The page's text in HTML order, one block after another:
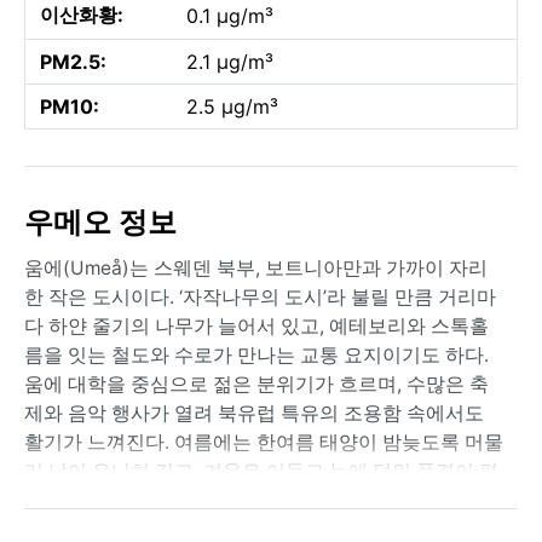
이산화황:
0.1 µg/m³
PM2.5:
2.1 µg/m³
PM10:
2.5 µg/m³
우메오 정보
움에(Umeå)는 스웨덴 북부, 보트니아만과 가까이 자리
한 작은 도시이다. ‘자작나무의 도시’라 불릴 만큼 거리마
다 하얀 줄기의 나무가 늘어서 있고, 예테보리와 스톡홀
름을 잇는 철도와 수로가 만나는 교통 요지이기도 하다.
움에 대학을 중심으로 젊은 분위기가 흐르며, 수많은 축
제와 음악 행사가 열려 북유럽 특유의 조용함 속에서도
활기가 느껴진다. 여름에는 한여름 태양이 밤늦도록 머물
러 낮이 유난히 길고, 겨울은 어둡고 눈에 덮인 풍경이 펼